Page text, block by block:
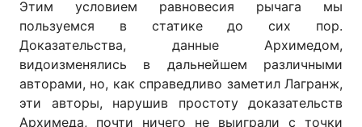
Этим условием равновесия рычага мы
пользуемся в статике до сих пор.
Доказательства, данные Архимедом,
видоизменялись в дальнейшем различными
авторами, но, как справедливо заметил Лагранж,
эти авторы, нарушив простоту доказательств
Архимеда, почти ничего не выиграли с точки